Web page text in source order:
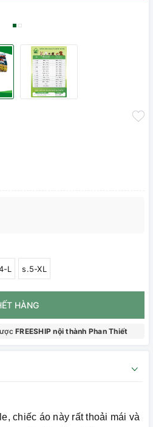
L s.5-XL
HÀNG
FREESHIP nội thành Phan Thiết
chiếc áo này rất thoải mái và